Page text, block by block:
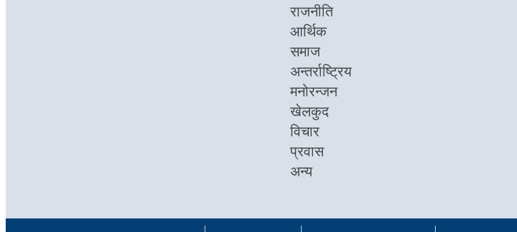
राजनीति
आर्थिक
समाज
अन्तर्राष्ट्रिय
मनोरन्जन
खेलकुद
विचार
प्रवास
अन्य